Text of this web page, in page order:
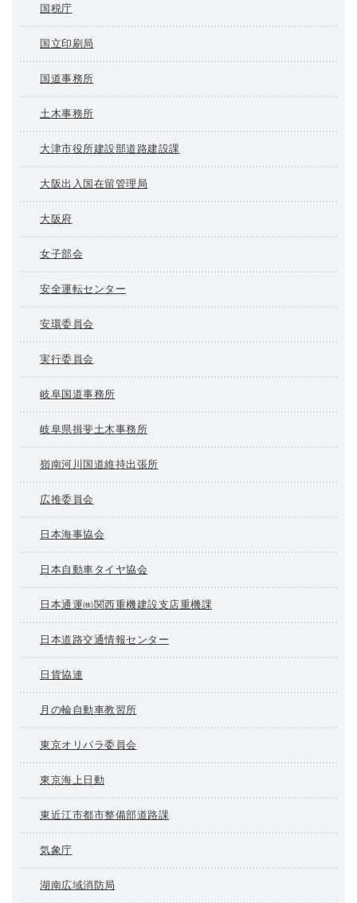
国税庁
国立印刷局
国道事務所
土木事務所
大津市役所建設部道路建設課
大阪出入国在留管理局
大阪府
女子部会
安全運転センター
安環委員会
実行委員会
岐阜国道事務所
岐阜県揖斐土木事務所
嶺南河川国道維持出張所
広推委員会
日本海事協会
日本自動車タイヤ協会
日本通運㈱関西重機建設支店重機課
日本道路交通情報センター
日貨協連
月の輪自動車教習所
東京オリパラ委員会
東京海上日動
東近江市都市整備部道路課
気象庁
湖南広域消防局